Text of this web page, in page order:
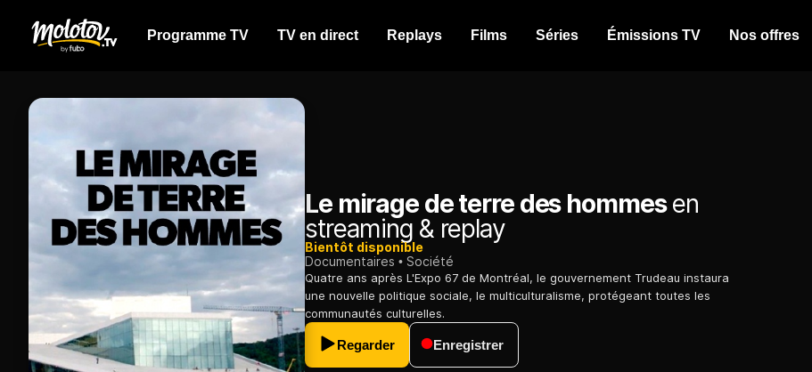
Programme TV TV en direct Replays Films Séries Émissions TV Nos offres
Le mirage de terre des hommesen
streaming & replay
Bientôt disponible
Documentaires
Société
Quatre ans après L'Expo 67 de Montréal, le gouvernement Trudeau instaura
une nouvelle politique sociale, le multiculturalisme, protégeant toutes les
communautés culturelles.
Regarder Enregistrer